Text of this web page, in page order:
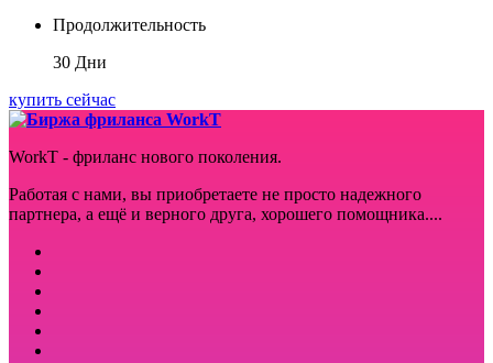
Продолжительность
30 Дни
купить сейчас
WorkT - фриланс нового поколения.
Работая с нами, вы приобретаете не просто надежного
партнера, а ещё и верного друга, хорошего помощника....